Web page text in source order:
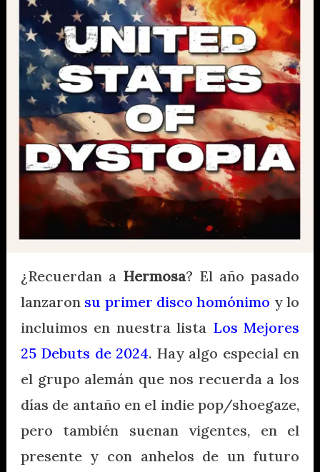
¿Recuerdan a Hermosa? El año pasado
lanzaron su primer disco homónimo y lo
incluimos en nuestra lista Los Mejores
25 Debuts de 2024. Hay algo especial en
el grupo alemán que nos recuerda a los
días de antaño en el indie pop/shoegaze,
pero también suenan vigentes, en el
presente y con anhelos de un futuro